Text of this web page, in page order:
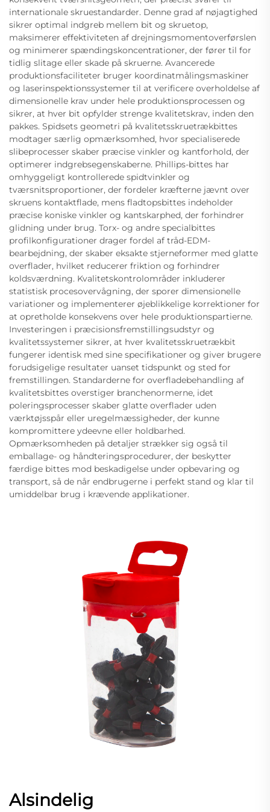
internationale skruestandarder. Denne grad af nøjagtighed
sikrer optimal indgreb mellem bit og skruetop,
maksimerer effektiviteten af drejningsmomentoverførslen
og minimerer spændingskoncentrationer, der fører til for
tidlig slitage eller skade på skruerne. Avancerede
produktionsfaciliteter bruger koordinatmålingsmaskiner
og laserinspektionssystemer til at verificere overholdelse af
dimensionelle krav under hele produktionsprocessen og
sikrer, at hver bit opfylder strenge kvalitetskrav, inden den
pakkes. Spidsets geometri på kvalitetsskruetrækbittes
modtager særlig opmærksomhed, hvor specialiserede
slibeprocesser skaber præcise vinkler og kantforhold, der
optimerer indgrebsegenskaberne. Phillips-bittes har
omhyggeligt kontrollerede spidtvinkler og
tværsnitsproportioner, der fordeler kræfterne jævnt over
skruens kontaktflade, mens fladtopsbittes indeholder
præcise koniske vinkler og kantskarphed, der forhindrer
glidning under brug. Torx- og andre specialbittes
profilkonfigurationer drager fordel af tråd-EDM-
bearbejdning, der skaber eksakte stjerneformer med glatte
overflader, hvilket reducerer friktion og forhindrer
koldsværdning. Kvalitetskontrolområder inkluderer
statistisk procesovervågning, der sporer dimensionelle
variationer og implementerer øjeblikkelige korrektioner for
at opretholde konsekvens over hele produktionspartierne.
Investeringen i præcisionsfremstillingsudstyr og
kvalitetssystemer sikrer, at hver kvalitetsskruetrækbit
fungerer identisk med sine specifikationer og giver brugere
forudsigelige resultater uanset tidspunkt og sted for
fremstillingen. Standarderne for overfladebehandling af
kvalitetsbittes overstiger branchenormerne, idet
poleringsprocesser skaber glatte overflader uden
værktøjsspår eller uregelmæssigheder, der kunne
kompromittere ydeevne eller holdbarhed.
Opmærksomheden på detaljer strækker sig også til
emballage- og håndteringsprocedurer, der beskytter
færdige bittes mod beskadigelse under opbevaring og
transport, så de når endbrugerne i perfekt stand og klar til
umiddelbar brug i krævende applikationer.
Alsindelig